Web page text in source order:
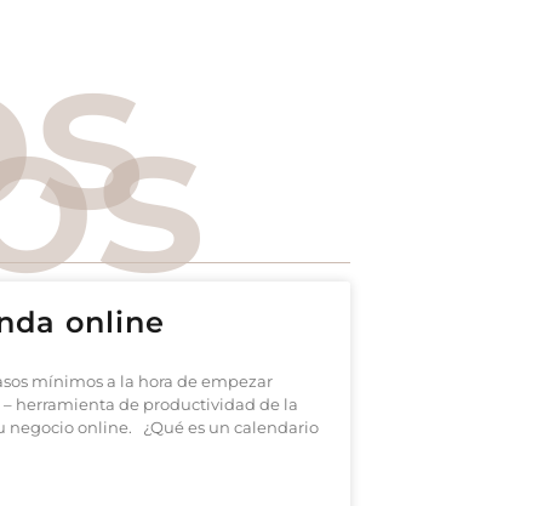
online
mínimos a la hora de empezar
herramienta de productividad de la
negocio online. ¿Qué es un calendario